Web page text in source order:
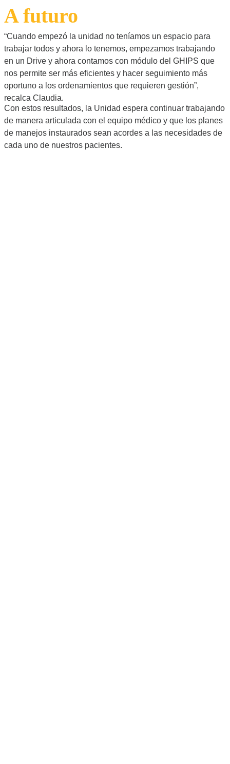
A futuro
“Cuando empezó la unidad no teníamos un espacio para
trabajar todos y ahora lo tenemos, empezamos trabajando
en un Drive y ahora contamos con módulo del GHIPS que
nos permite ser más eficientes y hacer seguimiento más
oportuno a los ordenamientos que requieren gestión”,
recalca Claudia.
Con estos resultados, la Unidad espera continuar trabajando
de manera articulada con el equipo médico y que los planes
de manejos instaurados sean acordes a las necesidades de
cada uno de nuestros pacientes.